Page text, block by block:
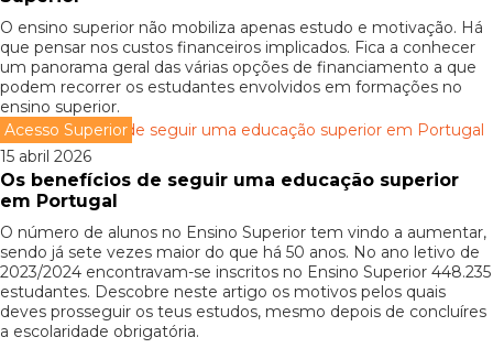
O ensino superior não mobiliza apenas estudo e motivação. Há
que pensar nos custos financeiros implicados. Fica a conhecer
um panorama geral das várias opções de financiamento a que
podem recorrer os estudantes envolvidos em formações no
ensino superior.
Acesso Superior
15 abril 2026
Os benefícios de seguir uma educação superior
em Portugal
O número de alunos no Ensino Superior tem vindo a aumentar,
sendo já sete vezes maior do que há 50 anos. No ano letivo de
2023/2024 encontravam-se inscritos no Ensino Superior 448.235
estudantes. Descobre neste artigo os motivos pelos quais
deves prosseguir os teus estudos, mesmo depois de concluíres
a escolaridade obrigatória.